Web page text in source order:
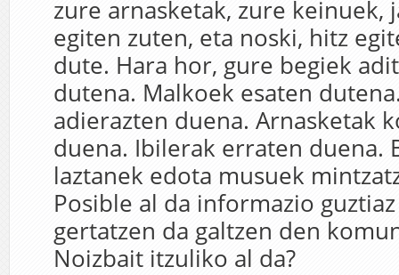
zure arnasketak, zure keinuek,
egiten zuten, eta noski, hitz
dute. Hara hor, gure begiek
dutena. Malkoek esaten
adierazten duena. Arnasketak
duena. Ibilerak erraten duena.
laztanek edota musuek
Posible al da informazio
gertatzen da galtzen den
Noizbait itzuliko al da?